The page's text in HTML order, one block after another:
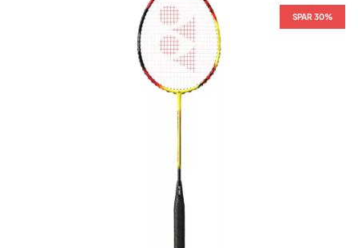
SPAR 30%
SPAR 30%
SPAR 30%